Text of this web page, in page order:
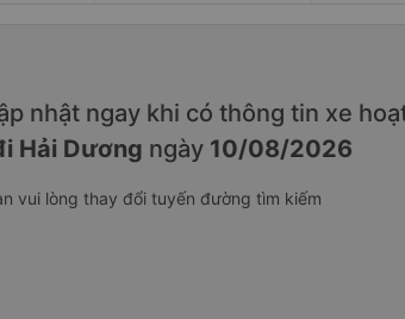
nhật ngay khi có thông tin xe
Hải Dương ngày 10/08/2026
vui lòng thay đổi tuyến đường tìm kiếm